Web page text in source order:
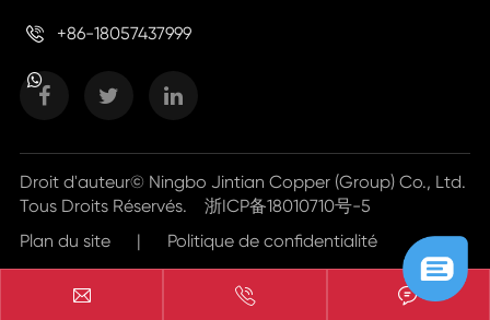
 +86-18057437999
Droit d'auteur© Ningbo Jintian Copper (Group) Co., Ltd.
Tous Droits Réservés. 浙ICP备18010710号-5
Plan du site
| Politique de confidentialité
  